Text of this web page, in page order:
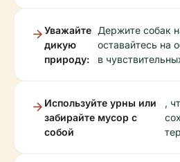
Уважайте
дикую
природу:
Держите собак
оставайтесь на
в
Используйте урны или
забирайте мусор с
собой
,